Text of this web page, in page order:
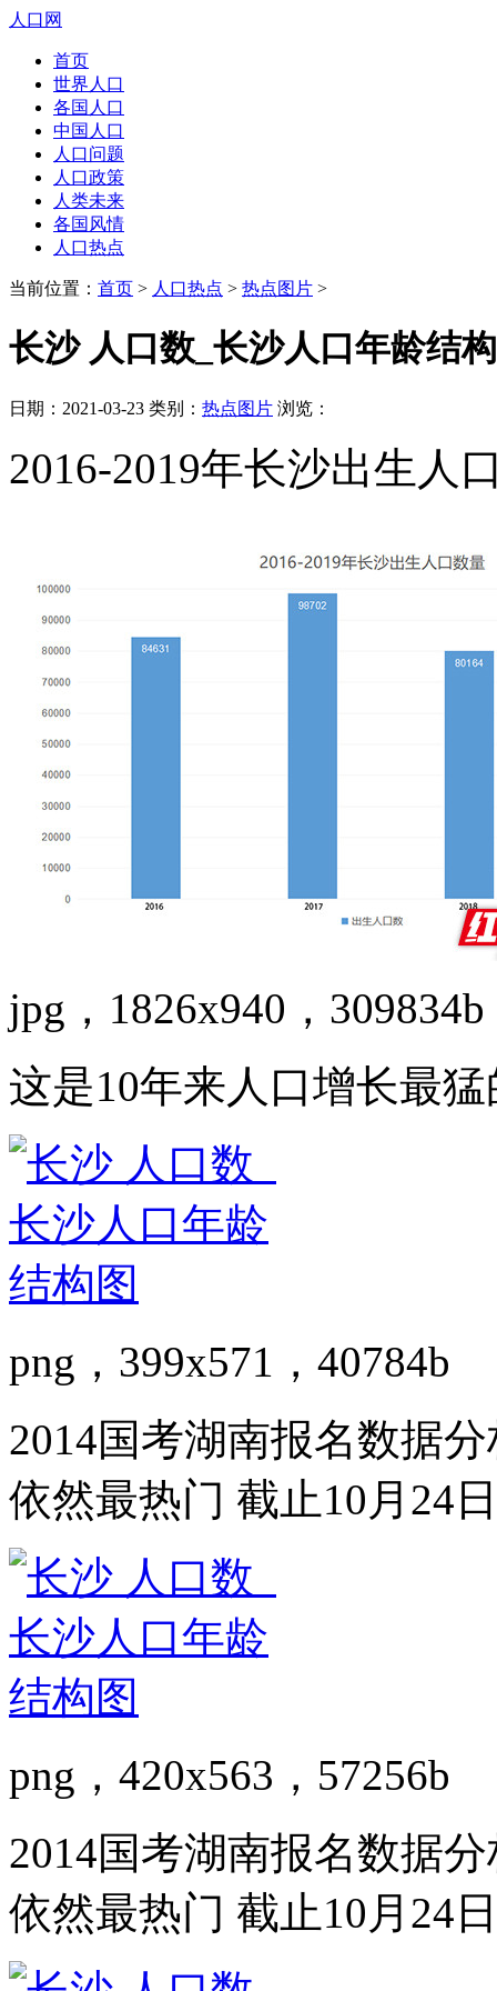
人口网
首页
世界人口
各国人口
中国人口
人口问题
人口政策
人类未来
各国风情
人口热点
当前位置： 首页 > 人口热点 > 热点图片 >
长沙 人口数_长沙人口年龄结
日期：2021-03-23 类别： 热点图片 浏览：
2016-2019年长沙出生人
jpg，1826x940，309834b
这是10年来人口增长最
png，399x571，40784b
2014国考湖南报名数据
依然最热门 截止10月24
png，420x563，57256b
2014国考湖南报名数据
依然最热门 截止10月24